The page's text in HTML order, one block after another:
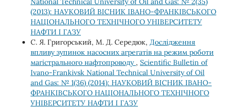
(2013): НАУКОВИЙ ВІСНИК ІВАНО-ФРАНКІВСЬКОГО
НАЦІОНАЛЬНОГО ТЕХНІЧНОГО УНІВЕРСИТЕТУ
НАФТИ І ГАЗУ
С. Я. Григорський, М. Д. Середюк, Дослідження
впливу зупинок насосних агрегатів на режим роботи
магістрального нафтопроводу , Scientific Bulletin of
Ivano-Frankivsk National Technical University of Oil
and Gas: № 1(36) (2014): НАУКОВИЙ ВІСНИК ІВАНО-
ФРАНКІВСЬКОГО НАЦІОНАЛЬНОГО ТЕХНІЧНОГО
УНІВЕРСИТЕТУ НАФТИ І ГАЗУ